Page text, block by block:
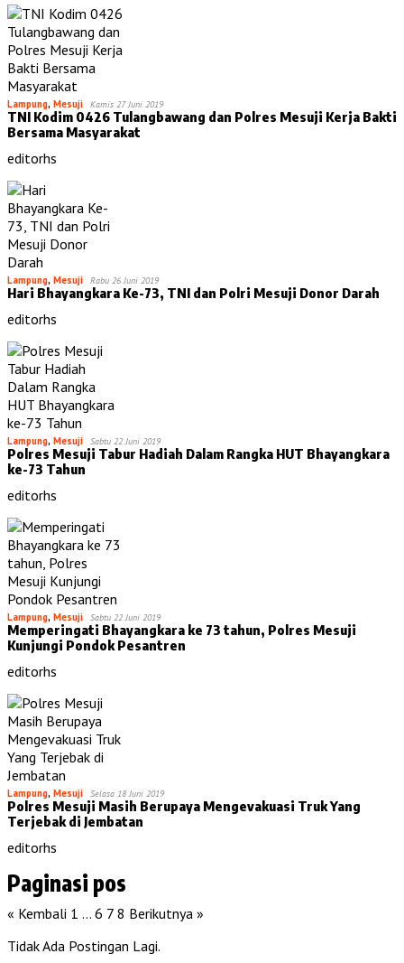
Lampung, Mesuji Kamis 27 Juni 2019
TNI Kodim 0426 Tulangbawang dan Polres Mesuji Kerja Bakti
Bersama Masyarakat
editorhs
Lampung, Mesuji Rabu 26 Juni 2019
Hari Bhayangkara Ke-73, TNI dan Polri Mesuji Donor Darah
editorhs
Lampung, Mesuji Sabtu 22 Juni 2019
Polres Mesuji Tabur Hadiah Dalam Rangka HUT Bhayangkara
ke-73 Tahun
editorhs
Lampung, Mesuji Sabtu 22 Juni 2019
Memperingati Bhayangkara ke 73 tahun, Polres Mesuji
Kunjungi Pondok Pesantren
editorhs
Lampung, Mesuji Selasa 18 Juni 2019
Polres Mesuji Masih Berupaya Mengevakuasi Truk Yang
Terjebak di Jembatan
editorhs
Paginasi pos
« Kembali 1 … 6 7 8 Berikutnya »
Tidak Ada Postingan Lagi.